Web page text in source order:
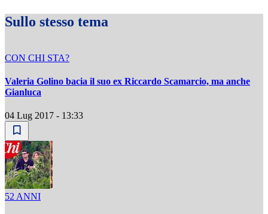
Sullo stesso tema
CON CHI STA?
Valeria Golino bacia il suo ex Riccardo Scamarcio, ma anche
Gianluca
04 Lug 2017 - 13:33
52 ANNI